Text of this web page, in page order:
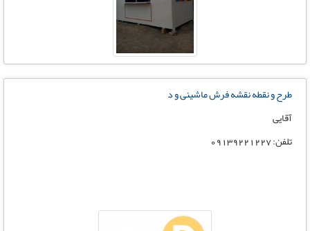
طرح و نقطه نقشه فرش ماشینی و د
آقایی
تلفن: 09139221227